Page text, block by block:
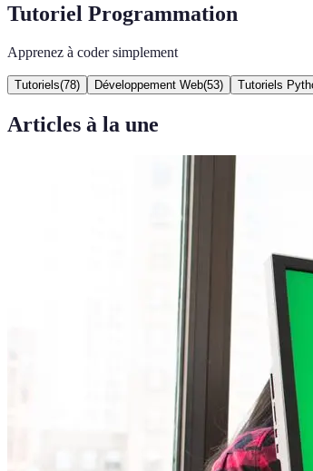
Tutoriel Programmation
Apprenez à coder simplement
Tutoriels(78) Développement Web(53) Tutoriels
Articles à la une